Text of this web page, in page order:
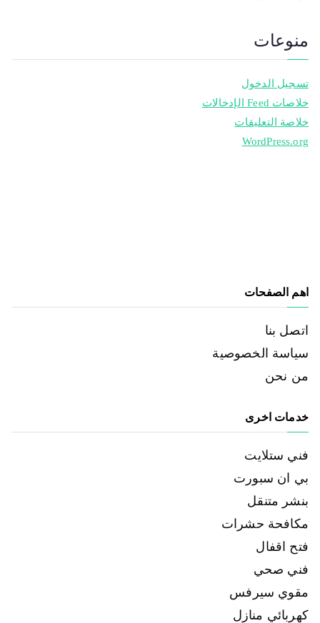
منوعات
تسجيل الدخول
خلاصات Feed الإدخالات
خلاصة التعليقات
WordPress.org
اهم الصفحات
اتصل بنا
سياسة الخصوصية
من نحن
خدمات اخرى
فني ستلايت
بي ان سبورت
بنشر متنقل
مكافحة حشرات
فتح اقفال
فني صحي
مقوي سيرفس
كهربائي منازل